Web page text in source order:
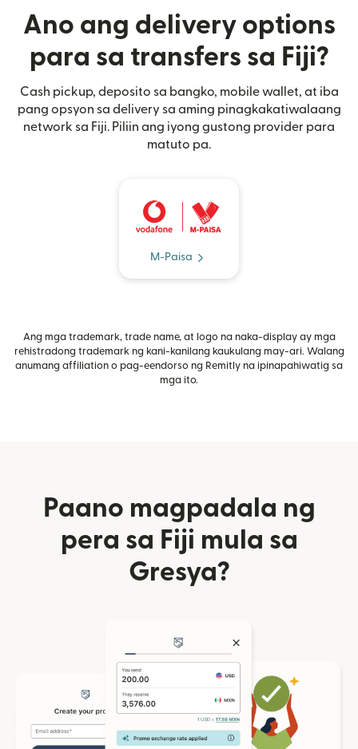
Ano ang delivery options
para sa transfers sa Fiji?
Cash pickup, deposito sa bangko, mobile wallet, at iba
pang opsyon sa delivery sa aming pinagkakatiwalaang
network sa Fiji. Piliin ang iyong gustong provider para
matuto pa.
M-Paisa
Ang mga trademark, trade name, at logo na naka-display ay mga
rehistradong trademark ng kani-kanilang kaukulang may-ari. Walang
anumang affiliation o pag-eendorso ng Remitly na ipinapahiwatig sa
mga ito.
Paano magpadala ng
pera sa Fiji mula sa
Gresya?